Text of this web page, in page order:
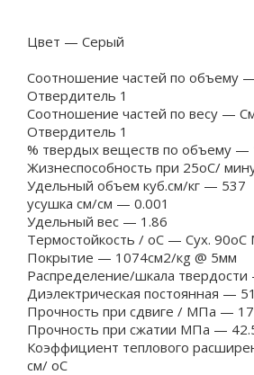
Цвет — Серый
Соотношение частей по объему
Отвердитель 1
Соотношение частей по весу —
Отвердитель 1
% твердых веществ по объему —
Жизнеспособность при 25oC/
Удельный объем куб.см/кг — 537
усушка cм/cм — 0.001
Удельный вес — 1.86
Термостойкость / oC — Сух. 90oC
Покрытие — 1074см2/кg @ 5мм
Распределение/шкала
Диэлектрическая постоянная — 51
Прочность при сдвиге / МПa — 17
Прочность при сжатии МПa —
Коэффициент теплового
см/ oC